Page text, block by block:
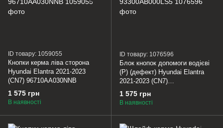
ID товару: 1059055
Кнопки керма ліва сторона
Hyundai Elantra 2021-2023
(CN7) 96710AA030NNB
1 575 грн
В наявності
ID товару: 1076596
Блок кнопок допомоги водієві
(P) (дефект) Hyundai Elantra
2021-2023 (CN7)
93300AB000LS5
1 575 грн
В наявності